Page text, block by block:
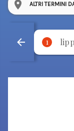
ALTRI TERMINI
1